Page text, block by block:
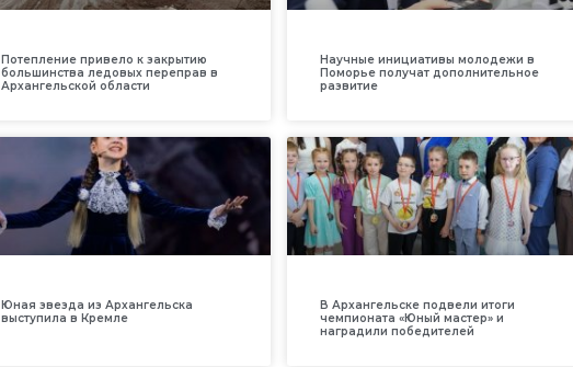
Потепление привело к закрытию
большинства ледовых переправ в
Архангельской области
Научные инициативы молодежи в
Поморье получат дополнительное
развитие
Юная звезда из Архангельска
выступила в Кремле
В Архангельске подвели итоги
чемпионата «Юный мастер» и
наградили победителей